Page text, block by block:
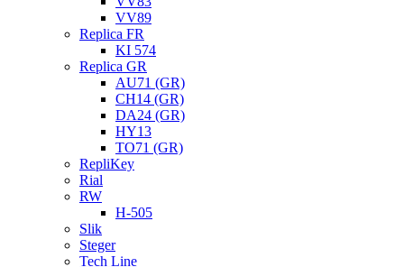
VV89
Replica FR
KI 574
Replica GR
AU71 (GR)
CH14 (GR)
DA24 (GR)
HY13
TO71 (GR)
RepliKey
Rial
RW
H-505
Slik
Steger
Tech Line